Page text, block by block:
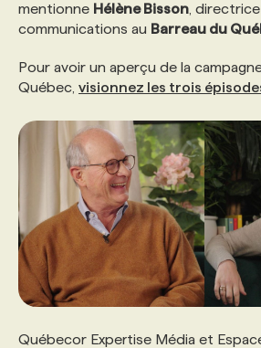
mentionne Hélène Bisson ,
communications au Barreau du
Pour avoir un aperçu de la
Québec, visionnez les trois
Québecor Expertise Média et